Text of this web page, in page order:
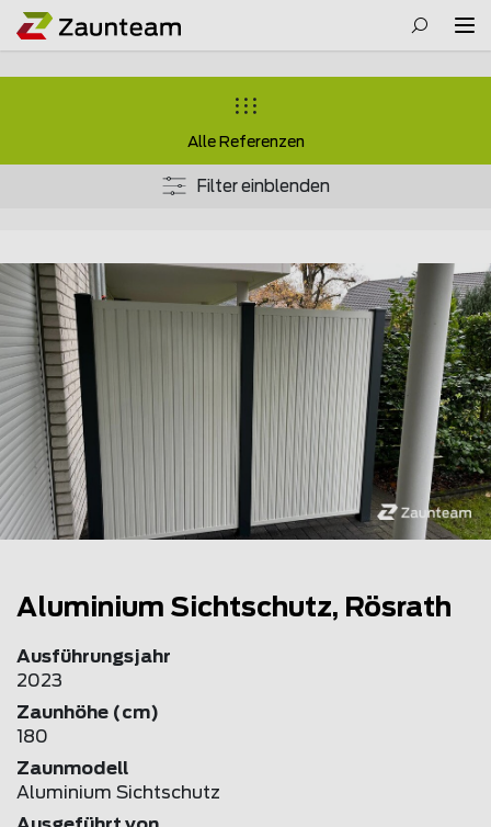
Alle Referenzen
Filter einblenden
Aluminium Sichtschutz, Rösrath
Ausführungsjahr
2023
Zaunhöhe (cm)
180
Zaunmodell
Aluminium Sichtschutz